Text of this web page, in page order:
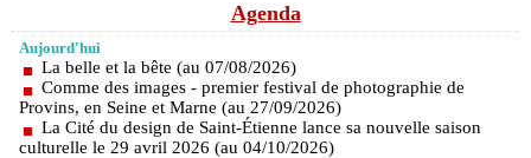
Agenda
Aujourd'hui
La belle et la bête (au 07/08/2026)
Comme des images - premier festival de photographie de
Provins, en Seine et Marne (au 27/09/2026)
La Cité du design de Saint-Étienne lance sa nouvelle saison
culturelle le 29 avril 2026 (au 04/10/2026)